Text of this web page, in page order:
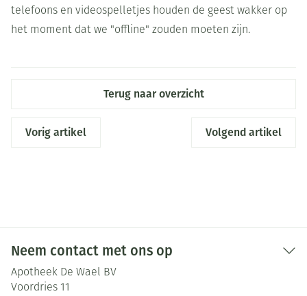
telefoons en videospelletjes houden de geest wakker op
het moment dat we "offline" zouden moeten zijn.
Terug naar overzicht
Vorig artikel Volgend artikel
Neem contact met ons op
Apotheek De Wael BV
Voordries 11